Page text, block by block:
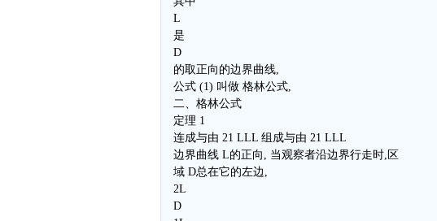
L
是
D
的取正向的边界曲线,
公式 (1) 叫做 格林公式,
二、格林公式
定理 1
连成与由 21 LLL 组成与由 21 LLL
边界曲线 L的正向, 当观察者沿边界行走时,区
域 D总在它的左边,
2L
D